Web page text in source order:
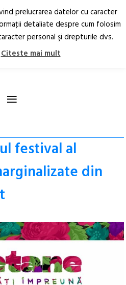
RO EN
≡
festival al
din
prelucrarea datelor cu caracter
detaliate despre cum folosim
personal şi drepturile dvs.
Citeste mai mult